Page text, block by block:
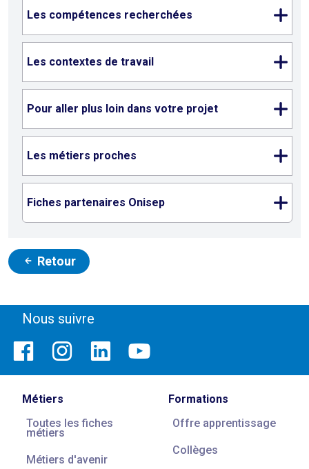
Les compétences recherchées
Les contextes de travail
Pour aller plus loin dans votre projet
Les métiers proches
Fiches partenaires Onisep
Retour
Nous suivre
Métiers
Toutes les fiches
métiers
Métiers d'avenir
Formations
Offre apprentissage
Collèges